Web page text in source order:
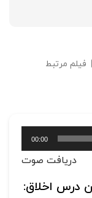
فیلم مرتبط
00:00
دریافت صوت
درس اخلاق: